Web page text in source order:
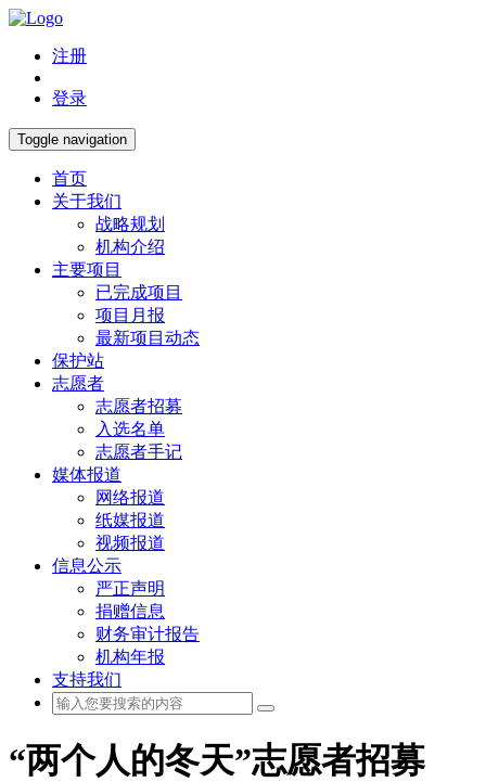
注册
登录
Toggle navigation
首页
关于我们
战略规划
机构介绍
主要项目
已完成项目
项目月报
最新项目动态
保护站
志愿者
志愿者招募
入选名单
志愿者手记
媒体报道
网络报道
纸媒报道
视频报道
信息公示
严正声明
捐赠信息
财务审计报告
机构年报
支持我们
“两个人的冬天”志愿者招募